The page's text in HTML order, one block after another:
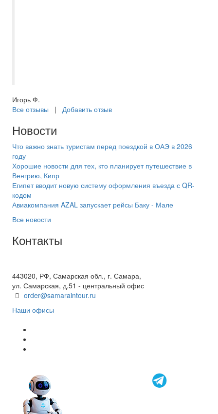
Игорь Ф.
Все отзывы | Добавить отзыв
Новости
Что важно знать туристам перед поездкой в ОАЭ в 2026
году
Хорошие новости для тех, кто планирует путешествие в
Венгрию, Кипр
Египет вводит новую систему оформления въезда с QR-
кодом
Авиакомпания AZAL запускает рейсы Баку - Мале
Все новости
Контакты
443020, РФ, Самарская обл., г. Самара,
ул. Самарская, д.51 - центральный офис
order@samaraintour.ru
Наши офисы